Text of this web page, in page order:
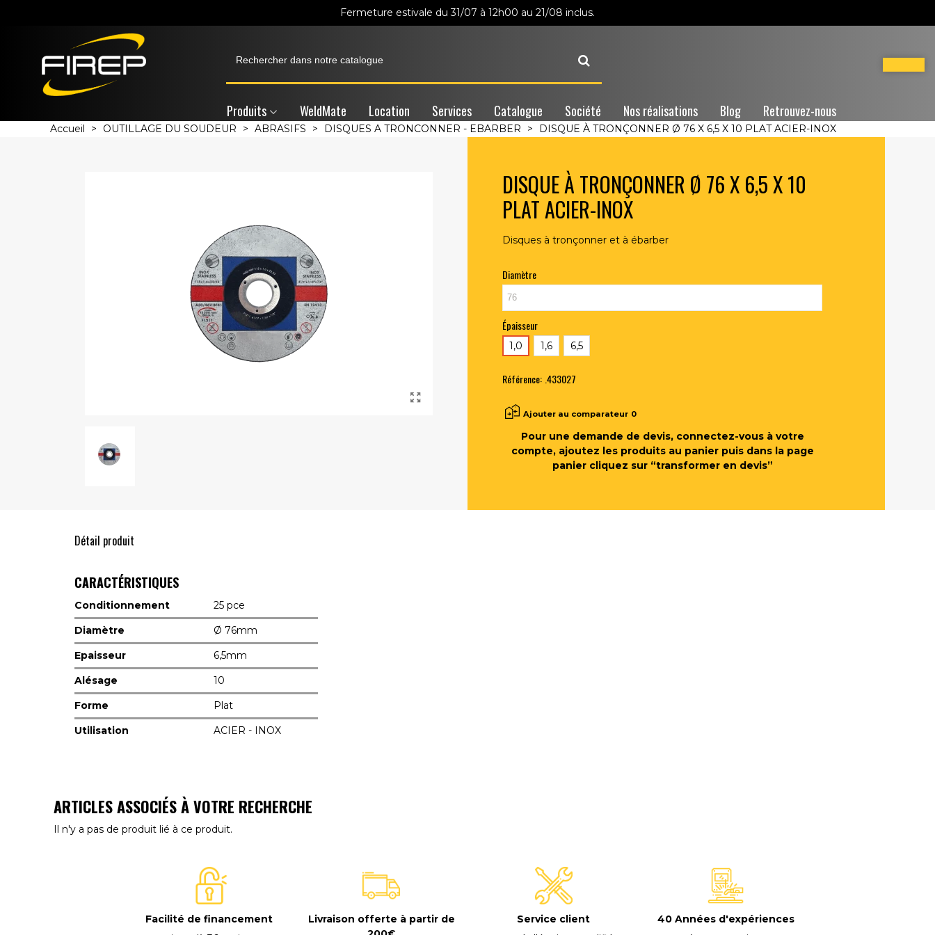
Fermeture estivale du 31/07 à 12h00 au 21/08 inclus.
Produits WeldMate Location Services Catalogue Société Nos réalisations Blog Retrouvez-nous
Accueil > OUTILLAGE DU SOUDEUR > ABRASIFS > DISQUES A TRONCONNER - EBARBER > DISQUE À TRONÇONNER Ø 76 X 6,5 X 10 PLAT ACIER-INOX
DISQUE À TRONÇONNER Ø 76 X 6,5 X 10
PLAT ACIER-INOX
Disques à tronçonner et à ébarber
Diamètre
Épaisseur
1,0 1,6 6,5
Référence: .433027
Ajouter au comparateur 0
Pour une demande de devis, connectez-vous à votre
compte, ajoutez les produits au panier puis dans la page
panier cliquez sur “transformer en devis”
Détail produit
CARACTÉRISTIQUES
Conditionnement
25 pce
Diamètre
Ø 76mm
Epaisseur
6,5mm
Alésage
10
Forme
Plat
Utilisation
ACIER - INOX
ARTICLES ASSOCIÉS À VOTRE RECHERCHE
Il n'y a pas de produit lié à ce produit.
Facilité de financement
Livraison offerte à partir de
Service client
40 Années d'expériences